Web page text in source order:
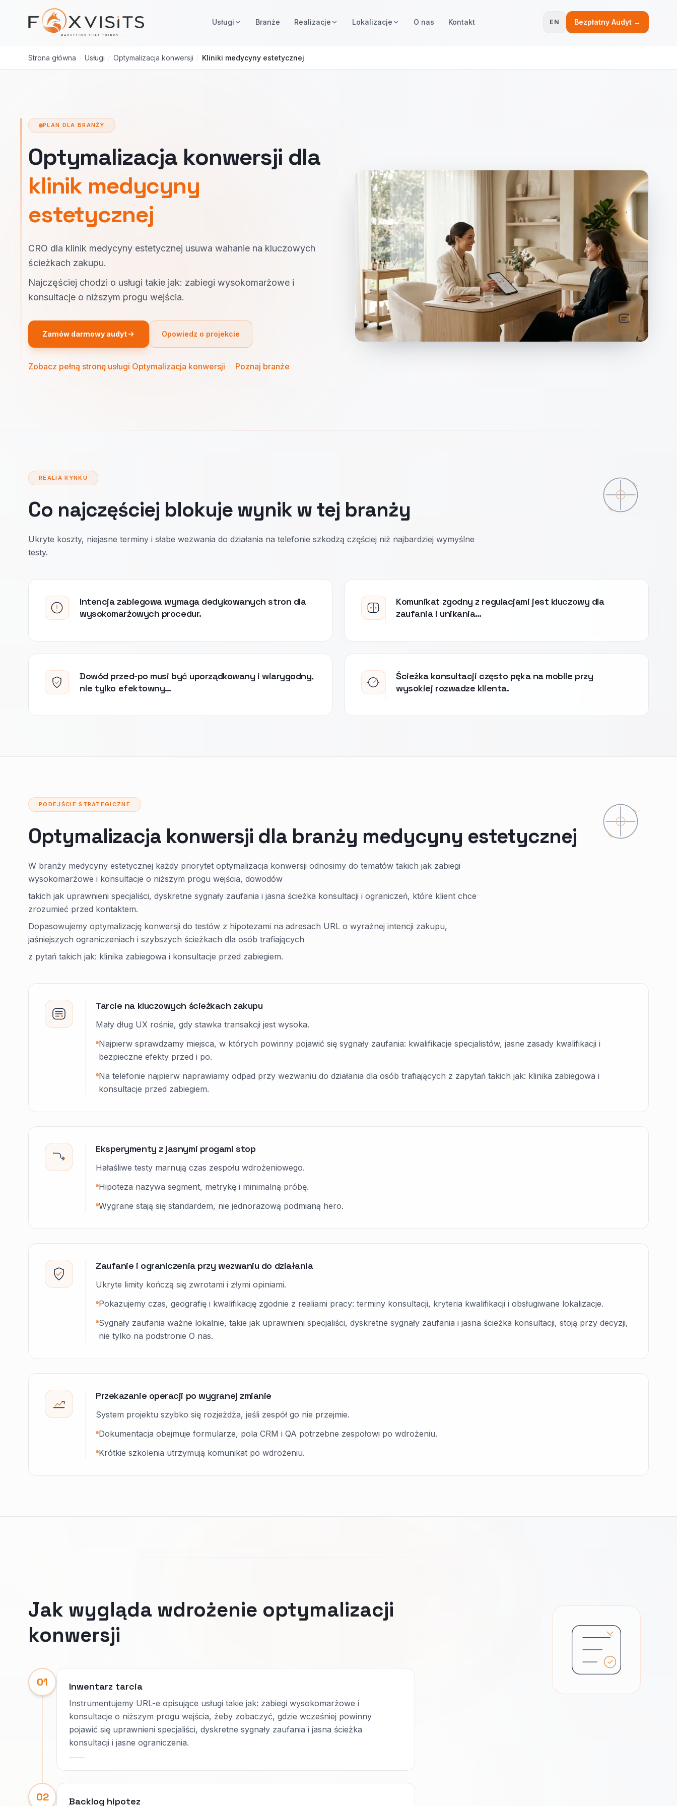
Przejdź do treści głównej
Usługi Branże Realizacje Lokalizacje O nas Kontakt EN Bezpłatny Audyt →
Strona główna / Usługi / Optymalizacja konwersji / Kliniki medycyny estetycznej
PLAN DLA BRANŻY
Optymalizacja konwersji dla
klinik medycyny
estetycznej
CRO dla klinik medycyny estetycznej usuwa wahanie na kluczowych
ścieżkach zakupu.
Najczęściej chodzi o usługi takie jak: zabiegi wysokomarżowe i
konsultacje o niższym progu wejścia.
Zamów darmowy audyt Opowiedz o projekcie
Zobacz pełną stronę usługi Optymalizacja konwersji Poznaj branże
REALIA RYNKU
Co najczęściej blokuje wynik w tej branży
Ukryte koszty, niejasne terminy i słabe wezwania do działania na telefonie szkodzą częściej niż najbardziej wymyślne
testy.
Intencja zabiegowa wymaga dedykowanych stron dla
wysokomarżowych procedur.
Komunikat zgodny z regulacjami jest kluczowy dla
zaufania i unikania…
Dowód przed-po musi być uporządkowany i wiarygodny,
nie tylko efektowny…
Ścieżka konsultacji często pęka na mobile przy
wysokiej rozwadze klienta.
PODEJŚCIE STRATEGICZNE
Optymalizacja konwersji dla branży medycyny estetycznej
W branży medycyny estetycznej każdy priorytet optymalizacja konwersji odnosimy do tematów takich jak zabiegi
wysokomarżowe i konsultacje o niższym progu wejścia, dowodów
takich jak uprawnieni specjaliści, dyskretne sygnały zaufania i jasna ścieżka konsultacji i ograniczeń, które klient chce
zrozumieć przed kontaktem.
Dopasowujemy optymalizację konwersji do testów z hipotezami na adresach URL o wyraźnej intencji zakupu,
jaśniejszych ograniczeniach i szybszych ścieżkach dla osób trafiających
z pytań takich jak: klinika zabiegowa i konsultacje przed zabiegiem.
Tarcie na kluczowych ścieżkach zakupu
Mały dług UX rośnie, gdy stawka transakcji jest wysoka.
Najpierw sprawdzamy miejsca, w których powinny pojawić się sygnały zaufania: kwalifikacje specjalistów, jasne zasady kwalifikacji i
bezpieczne efekty przed i po.
Na telefonie najpierw naprawiamy odpad przy wezwaniu do działania dla osób trafiających z zapytań takich jak: klinika zabiegowa i
konsultacje przed zabiegiem.
Eksperymenty z jasnymi progami stop
Hałaśliwe testy marnują czas zespołu wdrożeniowego.
Hipoteza nazywa segment, metrykę i minimalną próbę.
Wygrane stają się standardem, nie jednorazową podmianą hero.
Zaufanie i ograniczenia przy wezwaniu do działania
Ukryte limity kończą się zwrotami i złymi opiniami.
Pokazujemy czas, geografię i kwalifikację zgodnie z realiami pracy: terminy konsultacji, kryteria kwalifikacji i obsługiwane lokalizacje.
Sygnały zaufania ważne lokalnie, takie jak uprawnieni specjaliści, dyskretne sygnały zaufania i jasna ścieżka konsultacji, stoją przy decyzji,
nie tylko na podstronie O nas.
Przekazanie operacji po wygranej zmianie
System projektu szybko się rozjeżdża, jeśli zespół go nie przejmie.
Dokumentacja obejmuje formularze, pola CRM i QA potrzebne zespołowi po wdrożeniu.
Krótkie szkolenia utrzymują komunikat po wdrożeniu.
Jak wygląda wdrożenie optymalizacji
konwersji
01 Inwentarz tarcia
Instrumentujemy URL-e opisujące usługi takie jak: zabiegi wysokomarżowe i
konsultacje o niższym progu wejścia, żeby zobaczyć, gdzie wcześniej powinny
pojawić się uprawnieni specjaliści, dyskretne sygnały zaufania i jasna ścieżka
konsultacji i jasne ograniczenia.
02 Backlog hipotez